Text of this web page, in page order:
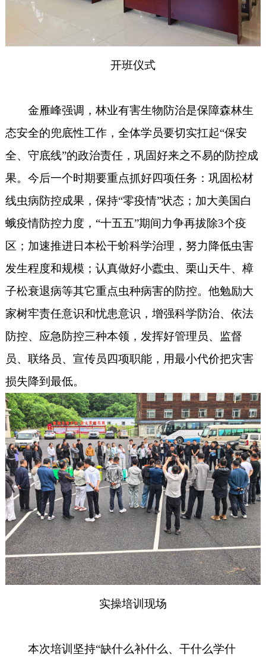
开班仪式
金雁峰强调，林业有害生物防治是保障森林生
态安全的兜底性工作， 全体学员要切实扛起“保安
全、守底线”的政治责任，巩固好来之不易的防控成
果。今后一个时期要重点抓好四项任务：巩固松材
线虫病防控成果，保持“零疫情”状态；加大美国白
蛾疫情防控力度，“十五五”期间力争再拔除3个疫
区；加速推进日本松干蚧科学治理 ， 努力降低虫害
发生程度和规模；认真做好小蠹虫、栗山天牛、樟
子松衰退病等其它重点虫种病害的防控。 他勉励大
家树牢责任意识和忧患意识，增强科学防治、依法
防控、应急防控三种本领，发挥好管理员、监督
员、联络员、宣传员四项职能，用最小代价把灾害
损失降到最低。
实操培训现场
本次培训坚持“缺什么补什么、干什么学什